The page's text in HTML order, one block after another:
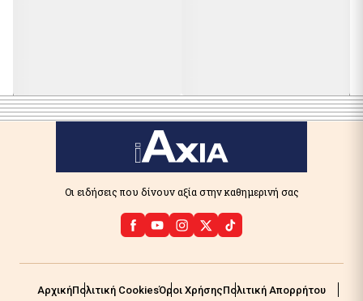
Οι ειδήσεις που δίνουν αξία στην καθημερινή σας
ΑρχικήΠολιτική CookiesΌροι ΧρήσηςΠολιτική Απορρήτου